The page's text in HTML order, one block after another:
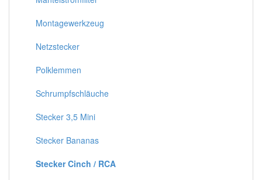
Montagewerkzeug
Netzstecker
Polklemmen
Schrumpfschläuche
Stecker 3,5 Mini
Stecker Bananas
Stecker Cinch / RCA